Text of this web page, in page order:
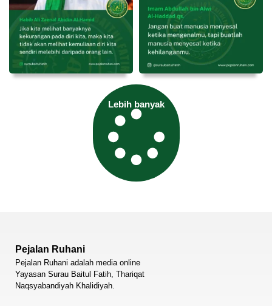
Lebih banyak
Pejalan Ruhani
Pejalan Ruhani adalah media online
Yayasan Surau Baitul Fatih, Thariqat
Naqsyabandiyah Khalidiyah.